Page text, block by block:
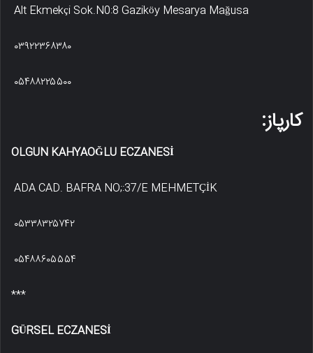
Alt Ekmekçi Sok.N0:8 Gaziköy Mesarya Mağusa
۰۳۹۲۲۳۶۸۳۸۰
۰۵۴۸۸۲۲۵۵۰۰
کارپاز:
OLGUN KAHYAOĞLU ECZANESİ
ADA CAD. BAFRA NO;:37/E MEHMETÇİK
۰۵۳۳۸۳۲۵۷۴۲
۰۵۴۸۸۶۰۵۵۵۴
***
GÜRSEL ECZANESİ